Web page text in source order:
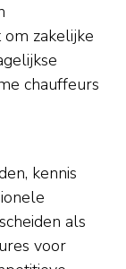
zakelijke
chauffeurs
kennis
als
voor